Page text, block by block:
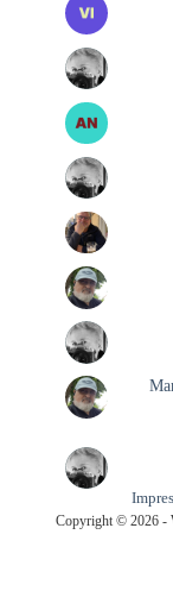
Copyright © 2026 -